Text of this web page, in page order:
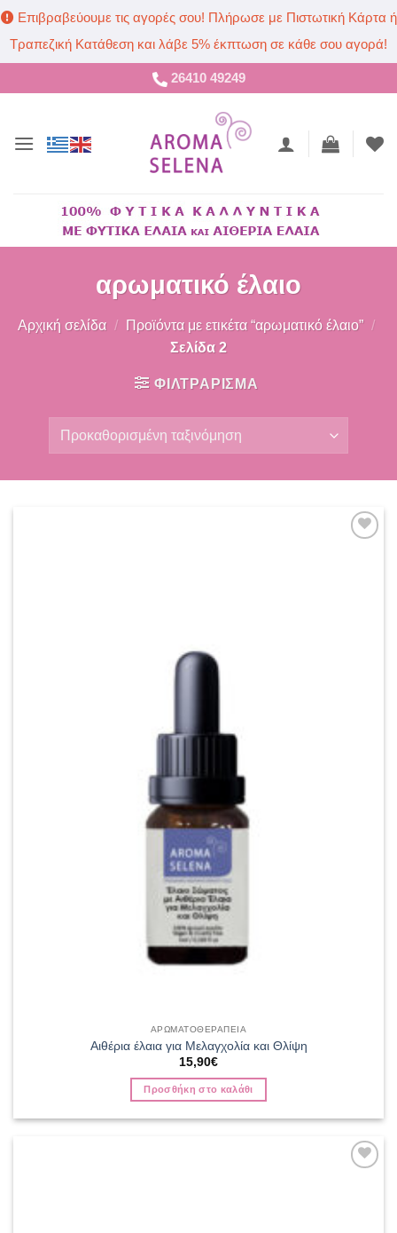
Επιβραβεύουμε τις αγορές σου! Πλήρωσε με Πιστωτική Κάρτα ή
Τραπεζική Κατάθεση και λάβε 5% έκπτωση σε κάθε σου αγορά!
στο
26410 49249
αρωματικό έλαιο
Αρχική σελίδα / Προϊόντα με ετικέτα “αρωματικό έλαιο” /
Σελίδα 2
ΦΙΛΤΡΑΡΙΣΜΑ
ΑΡΩΜΑΤΟΘΕΡΑΠΕΙΑ
Αιθέρια έλαια για Μελαγχολία και Θλίψη
15,90€
Προσθήκη στο καλάθι